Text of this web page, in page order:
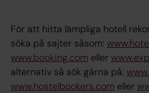
För att hitta lämpliga hotell
söka på sajter såsom:
www.booking.com eller
alternativ så sök gärna på:
www.hostelbookers.com eller